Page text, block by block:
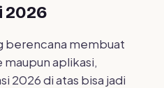
2026
berencana membuat
aplikasi,
2026 di atas bisa jadi